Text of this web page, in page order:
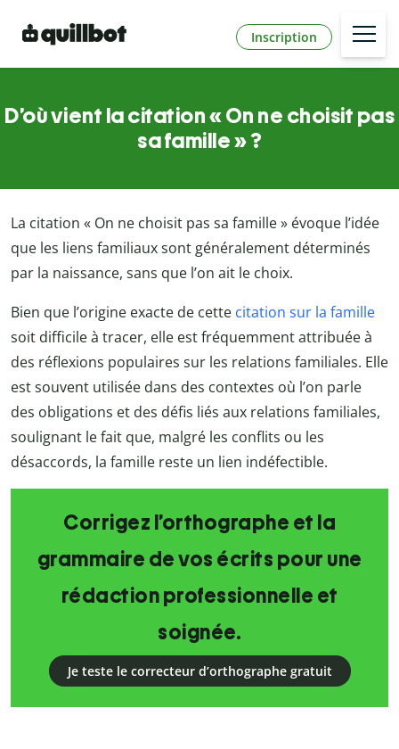
Inscription
D’où vient la citation « On ne choisit pas
sa famille » ?
La citation « On ne choisit pas sa famille » évoque l’idée
que les liens familiaux sont généralement déterminés
par la naissance, sans que l’on ait le choix.
Bien que l’origine exacte de cette citation sur la famille
soit difficile à tracer, elle est fréquemment attribuée à
des réflexions populaires sur les relations familiales. Elle
est souvent utilisée dans des contextes où l’on parle
des obligations et des défis liés aux relations familiales,
soulignant le fait que, malgré les conflits ou les
désaccords, la famille reste un lien indéfectible.
Corrigez l’orthographe et la
grammaire de vos écrits pour une
rédaction professionnelle et
soignée.
Je teste le correcteur d’orthographe gratuit